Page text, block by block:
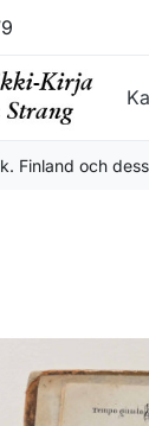
Finland och